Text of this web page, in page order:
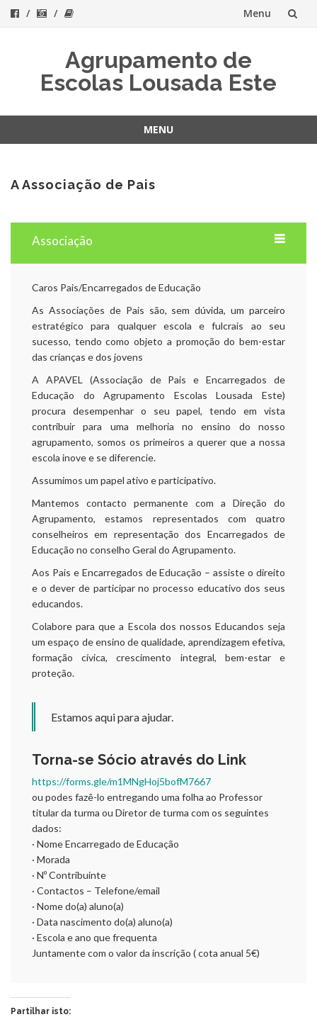
Menu
content
Agrupamento de
Escolas Lousada Este
MENU
content
A Associação de Pais
Associação
Caros Pais/Encarregados de Educação
As Associações de Pais são, sem dúvida, um parceiro
estratégico para qualquer escola e fulcrais ao seu
sucesso, tendo como objeto a promoção do bem-estar
das crianças e dos jovens
A APAVEL (Associação de Pais e Encarregados de
Educação do Agrupamento Escolas Lousada Este)
procura desempenhar o seu papel, tendo em vista
contribuir para uma melhoria no ensino do nosso
agrupamento, somos os primeiros a querer que a nossa
escola inove e se diferencie.
Assumimos um papel ativo e participativo.
Mantemos contacto permanente com a Direção do
Agrupamento, estamos representados com quatro
conselheiros em representação dos Encarregados de
Educação no conselho Geral do Agrupamento.
Aos Pais e Encarregados de Educação – assiste o direito
e o dever de participar no processo educativo dos seus
educandos.
Colabore para que a Escola dos nossos Educandos seja
um espaço de ensino de qualidade, aprendizagem efetiva,
formação cívica, crescimento integral, bem-estar e
proteção.
Estamos aqui para ajudar.
Torna-se Sócio através do Link
https://forms.gle/m1MNgHoj5bofM7667
ou podes fazê-lo entregando uma folha ao Professor
titular da turma ou Diretor de turma com os seguintes
dados:
· Nome Encarregado de Educação
· Morada
· Nº Contribuinte
· Contactos – Telefone/email
· Nome do(a) aluno(a)
· Data nascimento do(a) aluno(a)
· Escola e ano que frequenta
Juntamente com o valor da inscrição ( cota anual 5€)
Partilhar isto: